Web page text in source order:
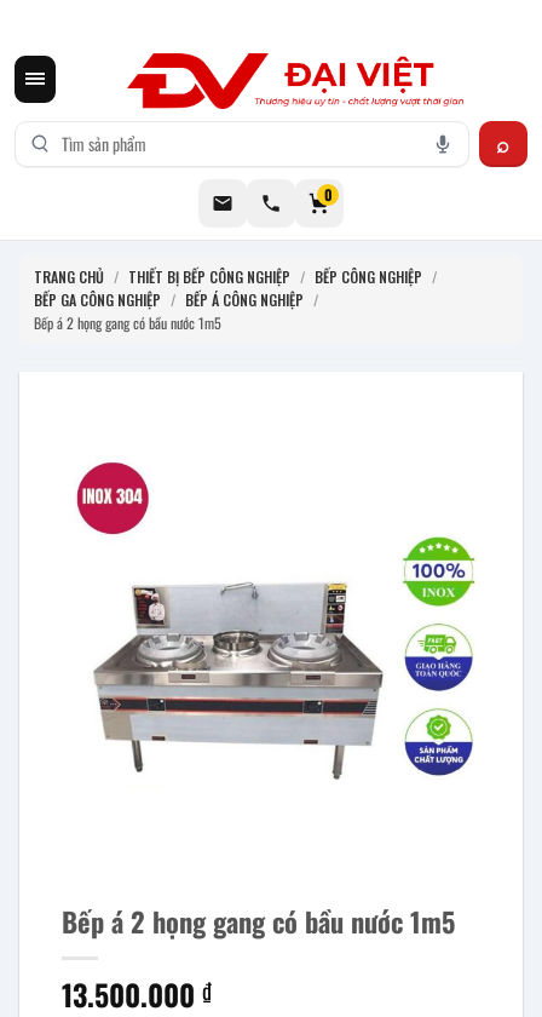
0
TRANG CHỦ / THIẾT BỊ BẾP CÔNG NGHIỆP / BẾP CÔNG NGHIỆP /
BẾP GA CÔNG NGHIỆP / BẾP Á CÔNG NGHIỆP /
Bếp á 2 họng gang có bầu nước 1m5
Bếp á 2 họng gang có bầu nước 1m5
13.500.000 ₫